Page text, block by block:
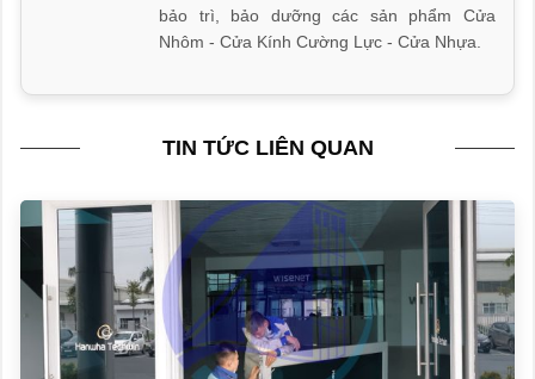
bảo trì, bảo dưỡng các sản phẩm Cửa
Nhôm - Cửa Kính Cường Lực - Cửa Nhựa.
TIN TỨC LIÊN QUAN